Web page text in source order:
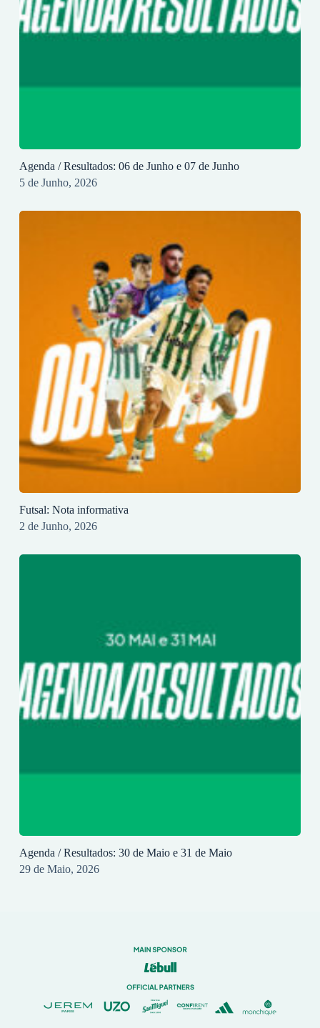
Agenda / Resultados: 06 de Junho e 07 de Junho
5 de Junho, 2026
Futsal: Nota informativa
2 de Junho, 2026
Agenda / Resultados: 30 de Maio e 31 de Maio
29 de Maio, 2026